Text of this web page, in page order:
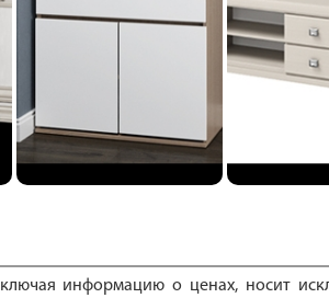
информацию о ценах, носит